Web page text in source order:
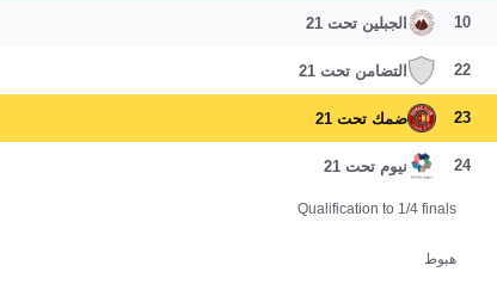
10 الجبلين تحت 21
22 التضامن تحت 21
23 ضمك تحت 21
24 نيوم تحت 21
Qualification to 1/4 finals
هبوط